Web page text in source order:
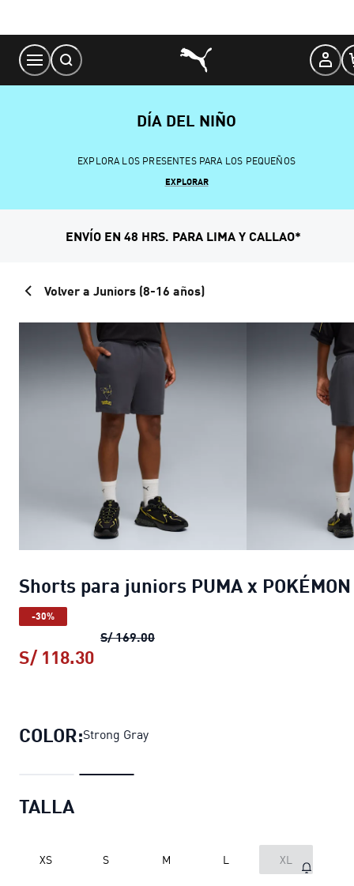
Content
DÍA DEL NIÑO
EXPLORA LOS PRESENTES PARA LOS PEQUEÑOS
EXPLORAR
ENVÍO EN 48 HRS. PARA LIMA Y CALLAO*
Volver a Juniors (8-16 años)
Shorts para juniors PUMA x POKÉMON
-30%
S/ 169.00Shorts para juniors PUMA x
S/ 118.30
COLOR:Strong Gray
TALLA
XS S M L XL